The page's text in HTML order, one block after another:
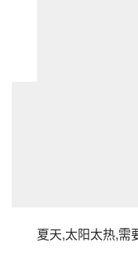
夏天,太阳太热,需